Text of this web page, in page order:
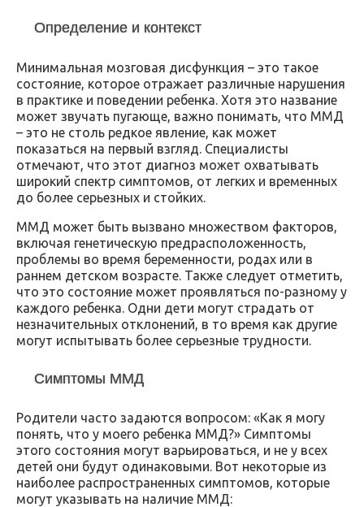
Определение и контекст
Минимальная мозговая дисфункция – это такое
состояние, которое отражает различные нарушения
в практике и поведении ребенка. Хотя это название
может звучать пугающе, важно понимать, что ММД
– это не столь редкое явление, как может
показаться на первый взгляд. Специалисты
отмечают, что этот диагноз может охватывать
широкий спектр симптомов, от легких и временных
до более серьезных и стойких.
ММД может быть вызвано множеством факторов,
включая генетическую предрасположенность,
проблемы во время беременности, родах или в
раннем детском возрасте. Также следует отметить,
что это состояние может проявляться по-разному у
каждого ребенка. Одни дети могут страдать от
незначительных отклонений, в то время как другие
могут испытывать более серьезные трудности.
Симптомы ММД
Родители часто задаются вопросом: «Как я могу
понять, что у моего ребенка ММД?» Симптомы
этого состояния могут варьироваться, и не у всех
детей они будут одинаковыми. Вот некоторые из
наиболее распространенных симптомов, которые
могут указывать на наличие ММД: